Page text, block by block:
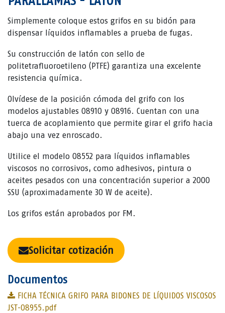
Simplemente coloque estos grifos en su bidón para
dispensar líquidos inflamables a prueba de fugas.
Su construcción de latón con sello de
politetrafluoroetileno (PTFE) garantiza una excelente
resistencia química.
Olvídese de la posición cómoda del grifo con los
modelos ajustables 08910 y 08916. Cuentan con una
tuerca de acoplamiento que permite girar el grifo hacia
abajo una vez enroscado.
Utilice el modelo 08552 para líquidos inflamables
viscosos no corrosivos, como adhesivos, pintura o
aceites pesados con una concentración superior a 2000
SSU (aproximadamente 30 W de aceite).
Los grifos están aprobados por FM.
Solicitar cotización
Documentos
FICHA TÉCNICA GRIFO PARA BIDONES DE LÍQUIDOS VISCOSOS
JST-08955.pdf